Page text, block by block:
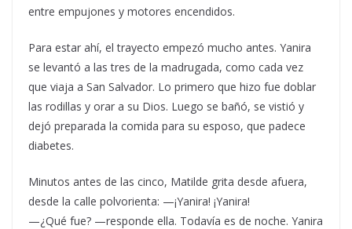
entre empujones y motores encendidos.
Para estar ahí, el trayecto empezó mucho antes. Yanira
se levantó a las tres de la madrugada, como cada vez
que viaja a San Salvador. Lo primero que hizo fue doblar
las rodillas y orar a su Dios. Luego se bañó, se vistió y
dejó preparada la comida para su esposo, que padece
diabetes.
Minutos antes de las cinco, Matilde grita desde afuera,
desde la calle polvorienta: —¡Yanira! ¡Yanira!
—¿Qué fue? —responde ella. Todavía es de noche. Yanira